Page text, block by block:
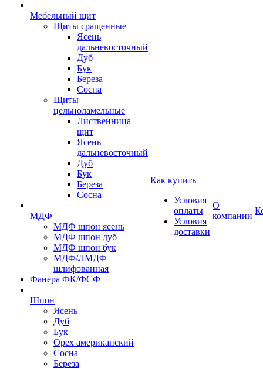
Мебельный щит
Щиты сращенные
Ясень
дальневосточный
Дуб
Бук
Береза
Сосна
Щиты
цельноламельные
Лиственница
щит
Ясень
дальневосточный
Дуб
Бук
Береза
Сосна
МДФ
МДФ шпон ясень
МДФ шпон дуб
МДФ шпон бук
МДФ/ЛМДФ
шлифованная
Фанера ФК/ФСФ
Шпон
Ясень
Дуб
Бук
Орех американский
Сосна
Береза
Как купить
Условия
оплаты
Условия
доставки
О
компании